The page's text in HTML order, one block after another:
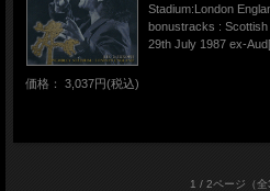
Stadium:London
bonustracks :
29th July 1987 ex-
価格： 3,037円(税込)
1 / 2ページ （